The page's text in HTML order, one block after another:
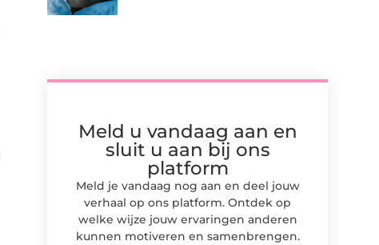
Meld u vandaag aan en
sluit u aan bij ons
platform
Meld je vandaag nog aan en deel jouw
verhaal op ons platform. Ontdek op
welke wijze jouw ervaringen anderen
kunnen motiveren en samenbrengen.